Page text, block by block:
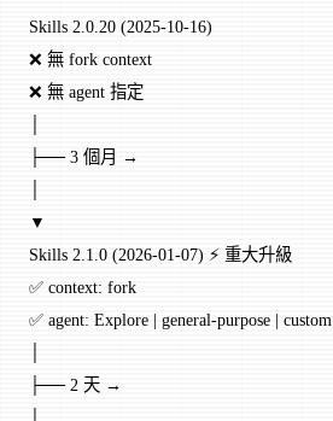
Skills 2.0.20 (2025-10-16)
❌ 無 fork context
❌ 無 agent 指定
├── 3 個月 →
▼
Skills 2.1.0 (2026-01-07) ⚡ 重大升級
✅ context: fork
✅ agent: Explore | general-purpose | custom
├── 2 天 →